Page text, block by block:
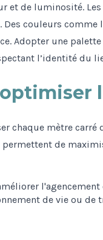
et de luminosité.
couleurs comme
Adopter une
l’identité du
mètre carré
permettent de